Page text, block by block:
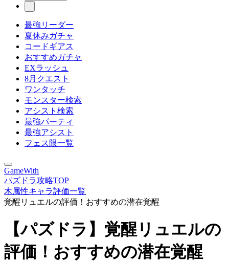
最強リーダー
夏休みガチャ
コードギアス
おすすめガチャ
EXラッシュ
8月クエスト
ワンタッチ
モンスター検索
アシスト検索
最強パーティ
最強アシスト
フェス限一覧
GameWith
パズドラ攻略TOP
木属性キャラ評価一覧
覚醒リュエルの評価！おすすめの潜在覚醒
【パズドラ】覚醒リュエルの
評価！おすすめの潜在覚醒